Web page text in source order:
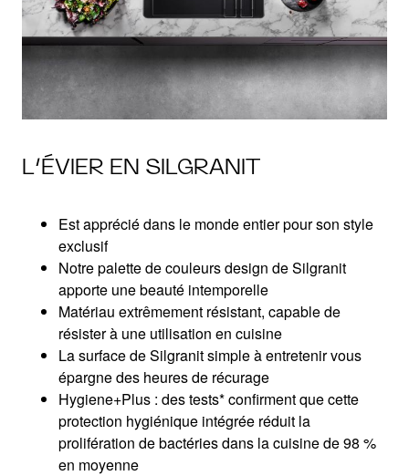
L’ÉVIER EN SILGRANIT
Est apprécié dans le monde entier pour son style
exclusif
Notre palette de couleurs design de Silgranit
apporte une beauté intemporelle
Matériau extrêmement résistant, capable de
résister à une utilisation en cuisine
La surface de Silgranit simple à entretenir vous
épargne des heures de récurage
Hygiene+Plus : des tests* confirment que cette
protection hygiénique intégrée réduit la
prolifération de bactéries dans la cuisine de 98 %
en moyenne